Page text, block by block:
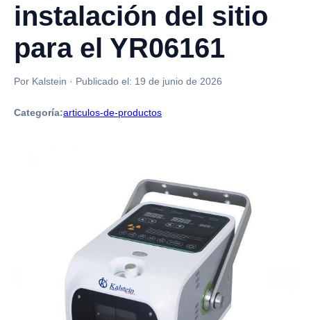
instalación del sitio
para el YR06161
Por Kalstein · Publicado el: 19 de junio de 2026
Categoría:articulos-de-productos